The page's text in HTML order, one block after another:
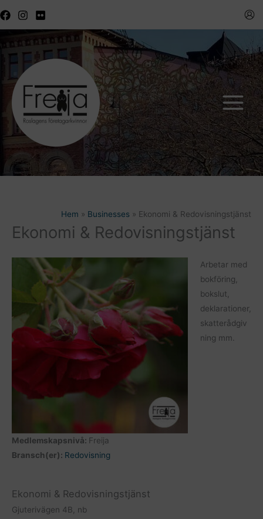
till
Hem Businesses Ekonomi & Redovisningstjänst
Ekonomi & Redovisningstjänst
Arbetar med
bokföring,
bokslut,
deklarationer,
skatterådgiv
ning mm.
Medlemskapsnivå: Freija
Bransch(er): Redovisning
Ekonomi & Redovisningstjänst
Gjuterivägen 4B, nb